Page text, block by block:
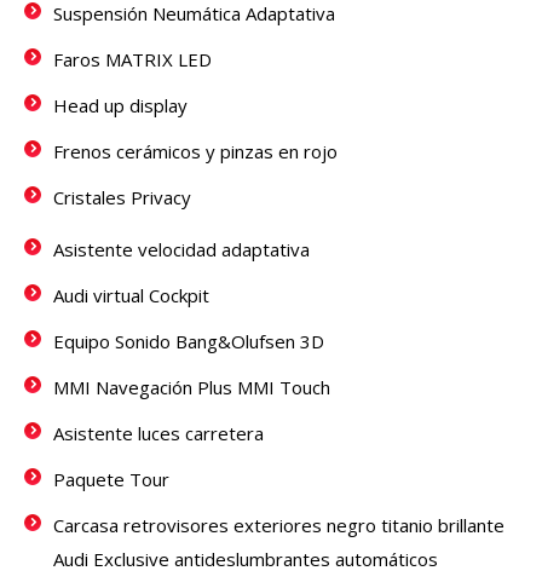
Suspensión Neumática Adaptativa
Faros MATRIX LED
Head up display
Frenos cerámicos y pinzas en rojo
Cristales Privacy
Asistente velocidad adaptativa
Audi virtual Cockpit
Equipo Sonido Bang&Olufsen 3D
MMI Navegación Plus MMI Touch
Asistente luces carretera
Paquete Tour
Carcasa retrovisores exteriores negro titanio brillante
Audi Exclusive antideslumbrantes automáticos